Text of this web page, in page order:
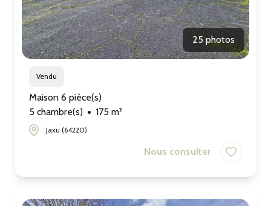
25 photos
Vendu
Maison 6 pièce(s)
5 chambre(s)
175 m²
Jaxu (64220)
Nous consulter